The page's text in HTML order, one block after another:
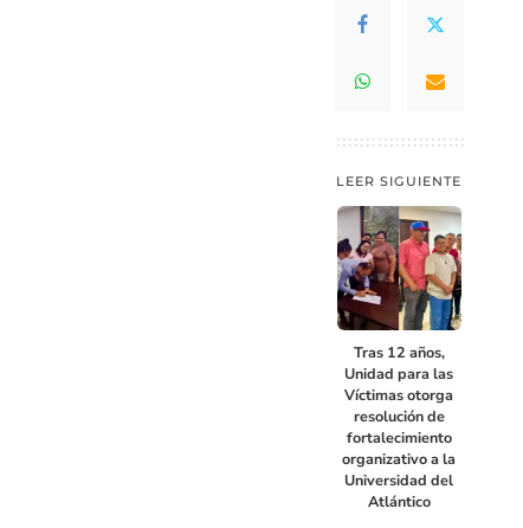
LEER SIGUIENTE
Tras 12 años,
Unidad para las
Víctimas otorga
resolución de
fortalecimiento
organizativo a la
Universidad del
Atlántico